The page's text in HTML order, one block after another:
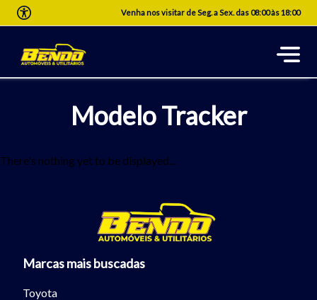
Venha nos visitar de Seg. a Sex. das 08:00 às 18:00
Modelo Tracker
There's nothing yet to be displayed...
Marcas mais buscadas
Toyota